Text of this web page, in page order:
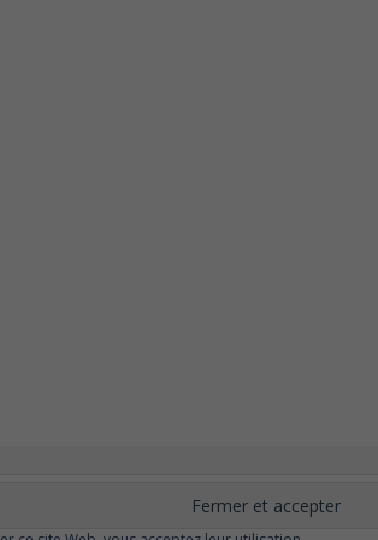
Meilleur odorat